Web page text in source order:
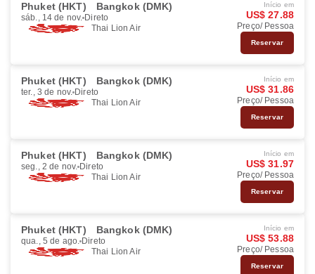
Phuket (HKT) Bangkok (DMK)
sáb., 14 de nov. Direto
Thai Lion Air
Início em
US$ 27.88
Preço/ Pessoa
Reservar
Phuket (HKT) Bangkok (DMK)
ter., 3 de nov. Direto
Thai Lion Air
Início em
US$ 31.86
Preço/ Pessoa
Reservar
Phuket (HKT) Bangkok (DMK)
seg., 2 de nov. Direto
Thai Lion Air
Início em
US$ 31.97
Preço/ Pessoa
Reservar
Phuket (HKT) Bangkok (DMK)
qua., 5 de ago. Direto
Thai Lion Air
Início em
US$ 53.88
Preço/ Pessoa
Reservar